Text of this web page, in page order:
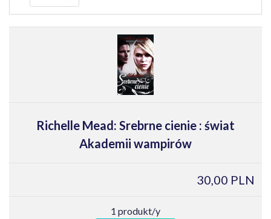
Richelle Mead: Srebrne cienie : świat
Akademii wampirów
30,00 PLN
1 produkt/y